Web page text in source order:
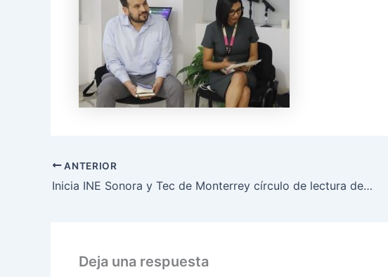
ANTERIOR
Inicia INE Sonora y Tec de Monterrey círculo de lectura de la colección de los cuadernos de Divulgación de la Cultura Democrática
Deja una respuesta